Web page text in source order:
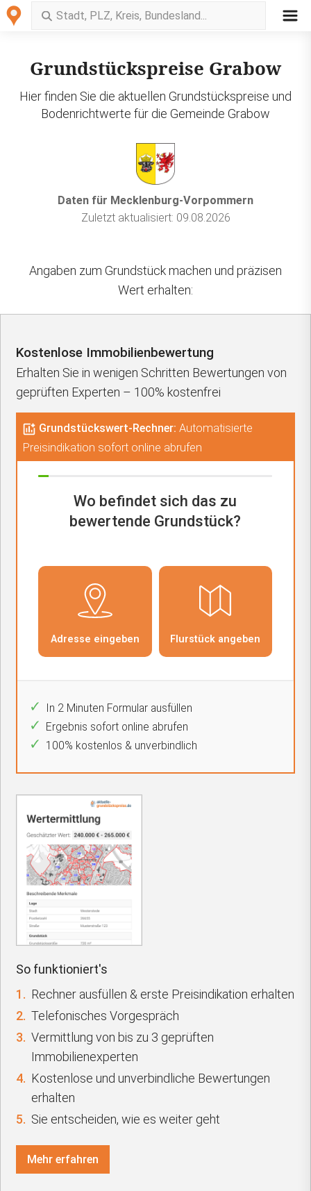
Grundstückspreise Grabow
Hier finden Sie die aktuellen Grundstückspreise und
Bodenrichtwerte für die Gemeinde Grabow
Daten für Mecklenburg-Vorpommern
Zuletzt aktualisiert: 09.08.2026
Angaben zum Grundstück machen und präzisen
Wert erhalten:
Kostenlose Immobilienbewertung
Erhalten Sie in wenigen Schritten Bewertungen von
geprüften Experten – 100% kostenfrei
Grundstückswert-Rechner: Automatisierte
Preisindikation sofort online abrufen
In 2 Minuten Formular ausfüllen
Ergebnis sofort online abrufen
100% kostenlos & unverbindlich
So funktioniert's
1. Rechner ausfüllen & erste Preisindikation erhalten
2. Telefonisches Vorgespräch
3. Vermittlung von bis zu 3 geprüften
Immobilienexperten
4. Kostenlose und unverbindliche Bewertungen
erhalten
5. Sie entscheiden, wie es weiter geht
Mehr erfahren